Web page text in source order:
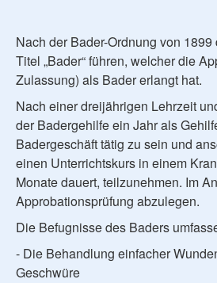
Nach der Bader-Ordnung von
Titel „Bader“ führen, welcher die
Zulassung) als Bader erlangt hat.
Nach einer dreijährigen Lehrzeit
der Badergehilfe ein Jahr als
Badergeschäft tätig zu sein und
einen Unterrichtskurs in einem
Monate dauert, teilzunehmen. Im
Approbationsprüfung abzulegen.
Die Befugnisse des Baders
- Die Behandlung einfacher
Geschwüre